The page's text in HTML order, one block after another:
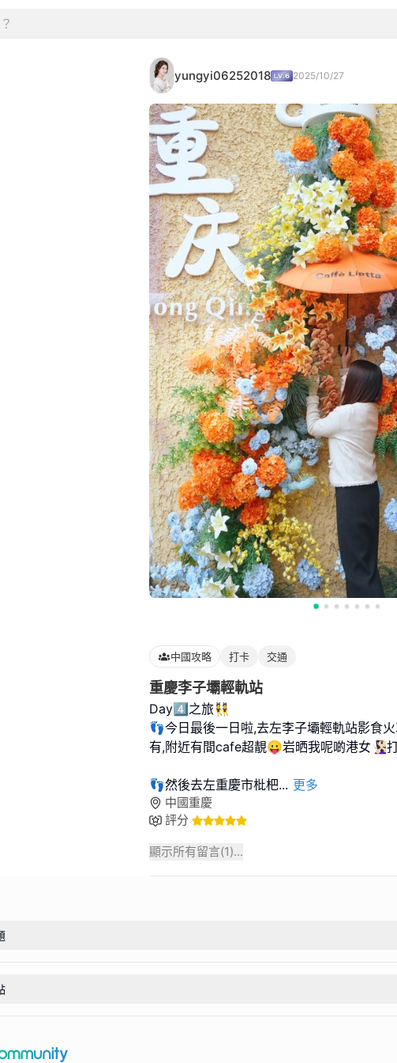
yungyi06252018 2025/10/27
中國攻略 打卡 交通
重慶李子壩輕軌站
Day4️⃣之旅👯
👣今日最後一日啦,去左李子壩輕軌站影食
有,附近有間cafe超靚😛岩晒我呢啲港女🧏🏻‍♀️
👣然後去左重慶市枇杷... 更多
中國重慶
評分
顯示所有留言(1)...